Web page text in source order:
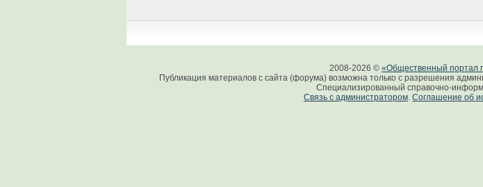
2008-2026 © «Общественный портал
Публикация материалов с сайта (форума) возможна только с разрешения
Специализированный справочно-
Связь с администратором. Соглашение об